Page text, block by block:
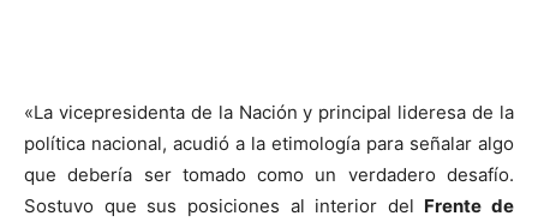
«La vicepresidenta de la Nación y principal lideresa de la
política nacional, acudió a la etimología para señalar algo
que debería ser tomado como un verdadero desafío.
Sostuvo que sus posiciones al interior del Frente de